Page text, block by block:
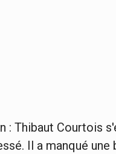
: Thibaut Courtois
Il a manqué une